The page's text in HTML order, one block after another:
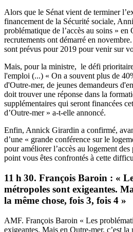
Alors que le Sénat vient de terminer
financement de la Sécurité sociale,
problématique de l’accès au soins » en
recrutements ont démarré en
sont prévus pour 2019 pour venir sur
Mais, pour la ministre, le défi
l'emploi (...) « On a souvent plus de
d'Outre-mer, de jeunes demandeurs
doit trouver une réponse dans la
supplémentaires qui seront financées
d’Outre-mer » a-t-elle annoncé.
Enfin, Annick Girardin a confirmé,
d’une « grande conférence sur le
pour améliorer l’accès au logement
point vous êtes confrontés à cette
11 h 30. François Baroin : «
métropoles sont exigeantes.
la même chose, fois 3, fois 4 »
AMF. François Baroin « Les
exigeantes. Mais en Outre-mer, c’est